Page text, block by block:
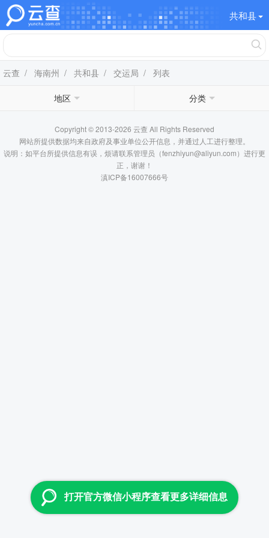
共和县
云查 / 海南州 / 共和县 / 交运局 / 列表
地区 分类
Copyright © 2013-2026 云查 All Rights Reserved
网站所提供数据均来自政府及事业单位公开信息，并通过人工进行整理。
说明：如平台所提供信息有误，烦请联系管理员（fenzhiyun@aliyun.com）进行更
正，谢谢！
滇ICP备16007666号
打开官方微信小程序查看更多详细信息